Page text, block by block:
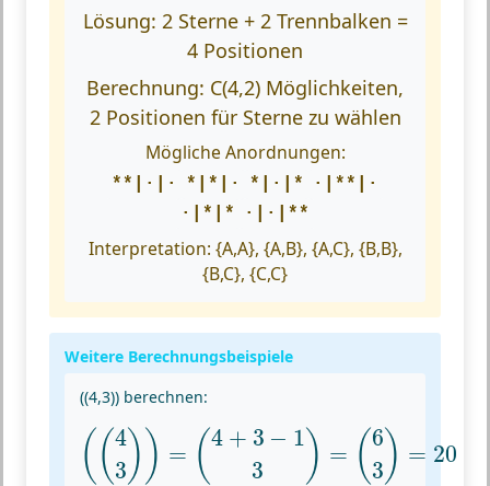
Lösung: 2 Sterne + 2 Trennbalken =
4 Positionen
Berechnung: C(4,2) Möglichkeiten,
2 Positionen für Sterne zu wählen
Mögliche Anordnungen:
**|·|· *|*|· *|·|*
·|**|·
·|*|*
·|·|**
Interpretation: {A,A}, {A,B}, {A,C}, {B,B},
{B,C}, {C,C}
Weitere Berechnungsbeispiele
((4,3)) berechnen:
((4
3)) = (4 + 3 − 1
3
) = ( 6
3 ) = 20
(( =(4 + 3− 3)= =20